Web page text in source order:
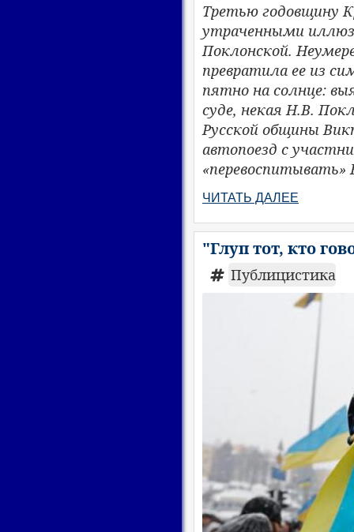
Третью годовщину
утраченными
Поклонской.
превратила ее из
пятно на солнце:
суде, некая Н.В.
Русской общины
автопоезд с
ЧИТАТЬ ДАЛЕЕ
"Глуп тот, кто
Публицистика